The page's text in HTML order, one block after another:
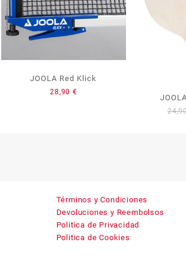
JOOLA Red Klick
28,90 €
Términos y Condiciones
Devoluciones y Reembolsos
Politica de Privacidad
Politica de Cookies